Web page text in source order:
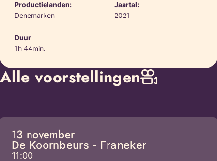
Productielanden:
Denemarken
Jaartal:
2021
Duur
1h 44min.
Alle voorstellingen
13 november
De Koornbeurs - Franeker
11:00